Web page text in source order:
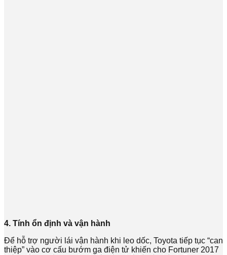
4. Tính ổn định và vận hành
Để hỗ trợ người lái vận hành khi leo dốc, Toyota tiếp tục “can
thiệp” vào cơ cấu bướm ga điện tử khiến cho Fortuner 2017